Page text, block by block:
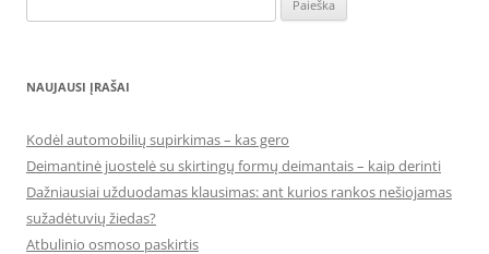
NAUJAUSI ĮRAŠAI
Kodėl automobilių supirkimas – kas gero
Deimantinė juostelė su skirtingų formų deimantais – kaip derinti
Dažniausiai užduodamas klausimas: ant kurios rankos nešiojamas
sužadėtuvių žiedas?
Atbulinio osmoso paskirtis